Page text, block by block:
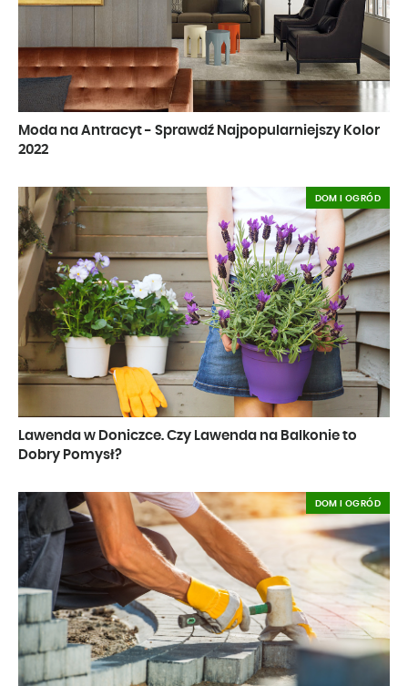
Moda na Antracyt - Sprawdź Najpopularniejszy Kolor
2022
Lawenda w Doniczce. Czy Lawenda na Balkonie to
Dobry Pomysł?
DOM I OGRÓD
DOM I OGRÓD